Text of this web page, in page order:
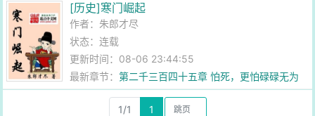
[历史]寒门崛起
作者： 朱郎才尽
状态：连载
更新时间：08-06 23:44:55
最新章节：第二千三百四十五章 怕死，更怕碌碌无为
1/1 1